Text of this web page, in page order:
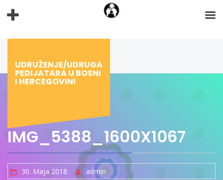
na
UDRUŽENJE/UDRUGA
PEDIJATARA U BOSNI
I HERCEGOVINI
IMG_5388_1600X1067
30. Maja 2018. admin